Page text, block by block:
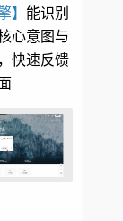
】 能识别
心意图与
快速反馈